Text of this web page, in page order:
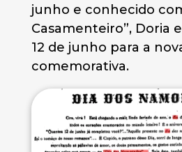
junho e conhecido
Casamenteiro”, Doria
12 de junho para a
comemorativa.